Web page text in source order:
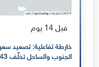
قبل 14 يوم
خارطة تفاعلية: تصعيد
الجنوب والساحل تخلّف 43 قتيلا